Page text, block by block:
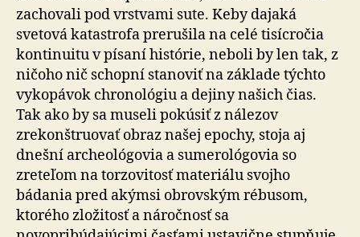
zachovali pod vrstvami sute. Keby dajaká
svetová katastrofa prerušila na celé tisícročia
kontinuitu v písaní histórie, neboli by len tak, z
ničoho nič schopní stanoviť na základe týchto
vykopávok chronológiu a dejiny našich čias.
Tak ako by sa museli pokúsiť z nálezov
zrekonštruovať obraz našej epochy, stoja aj
dnešní archeológovia a sumerológovia so
zreteľom na torzovitosť materiálu svojho
bádania pred akýmsi obrovským rébusom,
ktorého zložitosť a náročnosť sa